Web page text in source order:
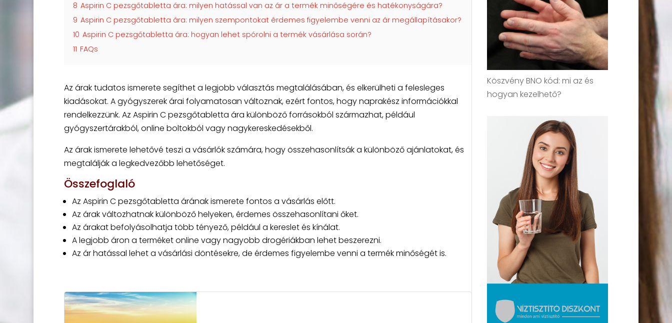
8 Aspirin C pezsgőtabletta ára: milyen hatással van az ár a termék minőségére és hatékonyságára?
9 Aspirin C pezsgőtabletta ára: milyen szempontokat érdemes figyelembe venni az ár megállapításakor?
10 Aspirin C pezsgőtabletta ára: hogyan lehet spórolni a termék vásárlása során?
11 FAQs
Az árak tudatos ismerete segíthet a legjobb választás megtalálásában, és elkerülheti a felesleges
kiadásokat. A gyógyszerek árai folyamatosan változnak, ezért fontos, hogy naprakész információkkal
rendelkezzünk. Az Aspirin C pezsgőtabletta ára különböző forrásokból származhat, például
gyógyszertárakból, online boltokból vagy nagykereskedésekből.
Az árak ismerete lehetővé teszi a vásárlók számára, hogy összehasonlítsák a különböző ajánlatokat, és
megtalálják a legkedvezőbb lehetőséget.
Összefoglaló
Az Aspirin C pezsgőtabletta árának ismerete fontos a vásárlás előtt.
Az árak változhatnak különböző helyeken, érdemes összehasonlítani őket.
Az árakat befolyásolhatja több tényező, például a kereslet és kínálat.
A legjobb áron a terméket online vagy nagyobb drogériákban lehet beszerezni.
Az ár hatással lehet a vásárlási döntésekre, de érdemes figyelembe venni a termék minőségét is.
Köszvény BNO kód: mi az és
hogyan kezelhető?